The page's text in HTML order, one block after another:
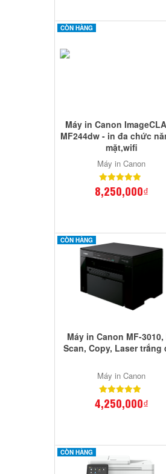
CÒN HÀNG
Máy in Canon
MF244dw - in đa chức
mặt,wifi
Máy in Canon
8,250,000₫
CÒN HÀNG
Máy in Canon MF-3010,
Scan, Copy, Laser trắng
Máy in Canon
4,250,000₫
CÒN HÀNG